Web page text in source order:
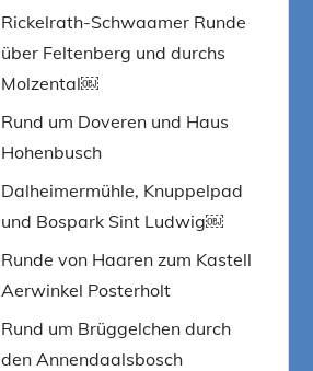
Rickelrath-Schwaamer Runde
über Feltenberg und durchs
Molzental￼
Rund um Doveren und Haus
Hohenbusch
Dalheimermühle, Knuppelpad
und Bospark Sint Ludwig￼
Runde von Haaren zum Kastell
Aerwinkel Posterholt
Rund um Brüggelchen durch
den Annendaalsbosch